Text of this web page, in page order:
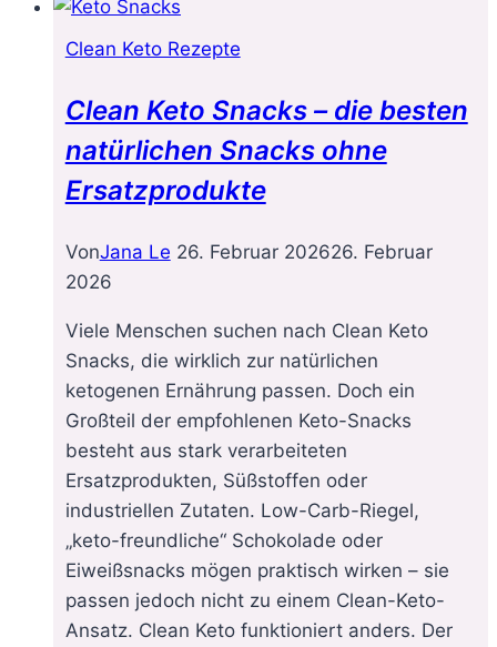
Clean Keto Rezepte
Clean Keto Snacks – die besten
natürlichen Snacks ohne
Ersatzprodukte
VonJana Le 26. Februar 202626. Februar
2026
Viele Menschen suchen nach Clean Keto
Snacks, die wirklich zur natürlichen
ketogenen Ernährung passen. Doch ein
Großteil der empfohlenen Keto-Snacks
besteht aus stark verarbeiteten
Ersatzprodukten, Süßstoffen oder
industriellen Zutaten. Low-Carb-Riegel,
„keto-freundliche“ Schokolade oder
Eiweißsnacks mögen praktisch wirken – sie
passen jedoch nicht zu einem Clean-Keto-
Ansatz. Clean Keto funktioniert anders. Der